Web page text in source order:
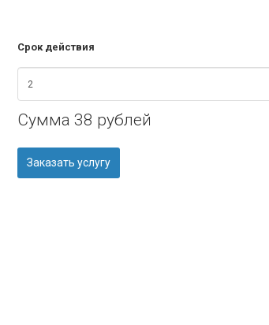
Срок действия
Сумма 38 рублей